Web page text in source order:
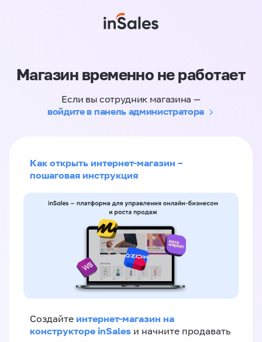
Магазин временно не работает
Если вы сотрудник магазина —
войдите в панель администратора
Как открыть интернет-магазин –
пошаговая инструкция
Создайте интернет-магазин на
конструкторе inSales и начните продавать